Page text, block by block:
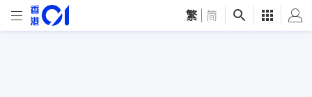
繁 简